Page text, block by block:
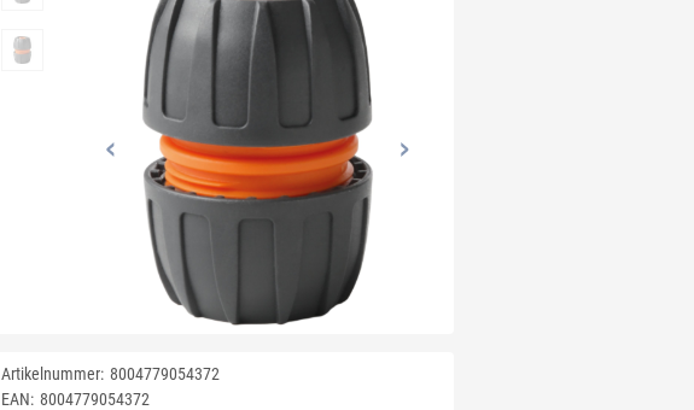
Artikelnummer: 8004779054372
EAN: 8004779054372